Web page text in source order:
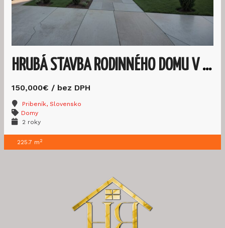
HRUBÁ STAVBA RODINNÉHO DOMU V REZIDENCII PRIBENÍK
150,000€ / bez DPH
Pribeník, Slovensko
Domy
2 roky
225.7 m 2